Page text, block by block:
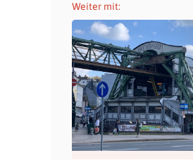
Weiter mit: